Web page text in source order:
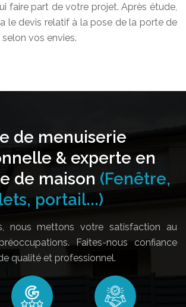
faire part de votre projet. Après étude,
le devis relatif à la pose de la porte de
vos envies.
de menuiserie
& experte en
de maison (Fenêtre,
portail...)
nous mettons votre satisfaction au
Faites-nous confiance
qualité et professionnel.